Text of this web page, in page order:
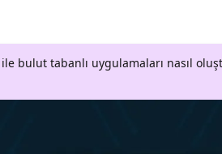
ile bulut tabanlı uygulamaları nasıl